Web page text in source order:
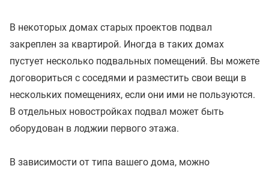
В некоторых домах старых проектов подвал
закреплен за квартирой. Иногда в таких домах
пустует несколько подвальных помещений. Вы можете
договориться с соседями и разместить свои вещи в
нескольких помещениях, если они ими не пользуются.
В отдельных новостройках подвал может быть
оборудован в лоджии первого этажа.
В зависимости от типа вашего дома, можно